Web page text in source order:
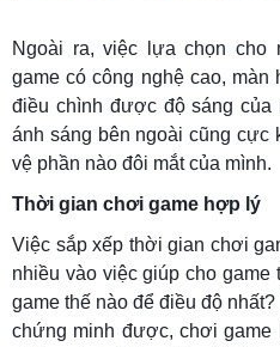
Ngoài ra, việc lựa chọn cho
game có công nghệ cao,
điều chình được độ sáng
ánh sáng bên ngoài cũng cực
vệ phần nào đôi mắt của mình.
Thời gian chơi game hợp lý
Việc sắp xếp thời gian chơi
nhiều vào việc giúp cho game
game thế nào để điều độ
chứng minh được, chơi game